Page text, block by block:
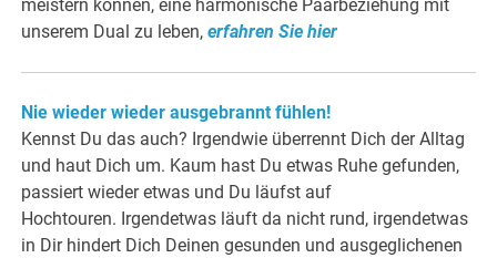
meistern können, eine harmonische Paarbeziehung mit
unserem Dual zu leben,erfahren Sie hier
Nie wieder wieder ausgebrannt fühlen!
Kennst Du das auch? Irgendwie überrennt Dich der Alltag
und haut Dich um. Kaum hast Du etwas Ruhe gefunden,
passiert wieder etwas und Du läufst auf
Hochtouren. Irgendetwas läuft da nicht rund, irgendetwas
in Dir hindert Dich Deinen gesunden und ausgeglichenen